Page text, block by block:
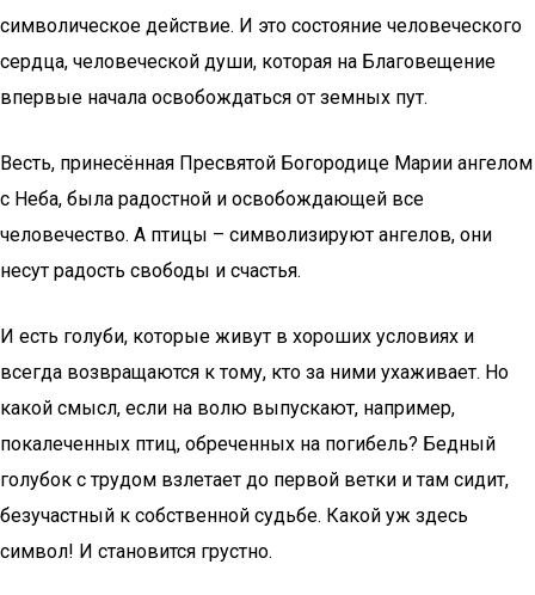
символическое действие. И это состояние человеческого
сердца, человеческой души, которая на Благовещение
впервые начала освобождаться от земных пут.
Весть, принесённая Пресвятой Богородице Марии ангелом
с Неба, была радостной и освобождающей все
человечество. А птицы – символизируют ангелов, они
несут радость свободы и счастья.
И есть голуби, которые живут в хороших условиях и
всегда возвращаются к тому, кто за ними ухаживает. Но
какой смысл, если на волю выпускают, например,
покалеченных птиц, обреченных на погибель? Бедный
голубок с трудом взлетает до первой ветки и там сидит,
безучастный к собственной судьбе. Какой уж здесь
символ! И становится грустно.